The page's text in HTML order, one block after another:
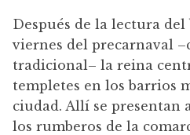
Después de la lectura del
viernes del precarnaval
tradicional– la reina
templetes en los barrios
ciudad. Allí se presentan
los rumberos de la